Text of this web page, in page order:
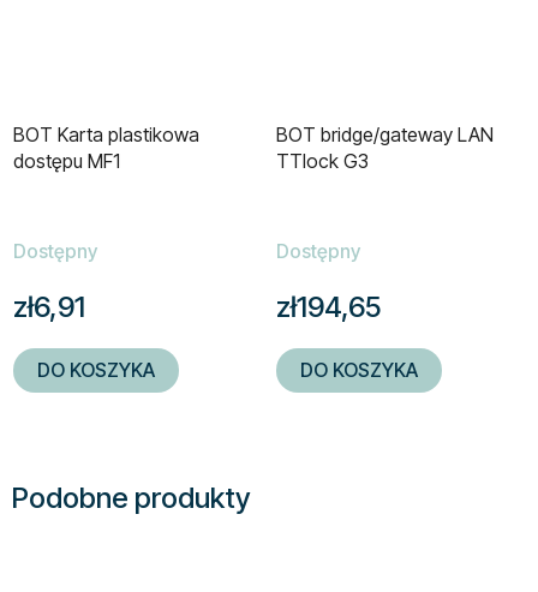
BOT Karta plastikowa
dostępu MF1
Dostępny
zł6,91
DO KOSZYKA
BOT bridge/gateway LAN
TTlock G3
Dostępny
zł194,65
DO KOSZYKA
Podobne produkty